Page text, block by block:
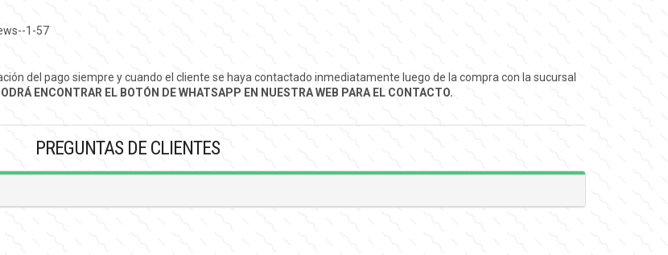
1-57
del pago siempre y cuando el cliente se haya contactado inmediatamente luego de la compra con la sucursal
ENCONTRAR EL BOTÓN DE WHATSAPP EN NUESTRA WEB PARA EL CONTACTO.
PREGUNTAS DE CLIENTES